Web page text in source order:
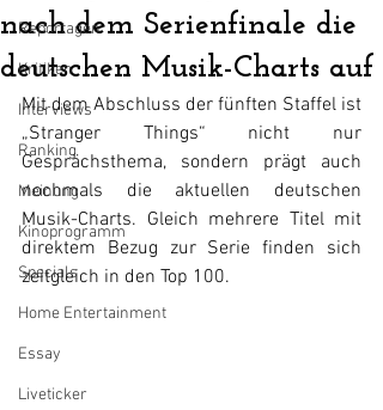
Reportagen
Kritiken
Interviews
Ranking
Meinung
Kinoprogramm
Specials
Home Entertainment
Essay
Liveticker
nach dem Serienfinale die
deutschen Musik-Charts auf
Mit dem Abschluss der fünften Staffel ist
„Stranger Things“ nicht nur
Gesprächsthema, sondern prägt auch
nochmals die aktuellen deutschen
Musik-Charts. Gleich mehrere Titel mit
direktem Bezug zur Serie finden sich
zeitgleich in den Top 100.